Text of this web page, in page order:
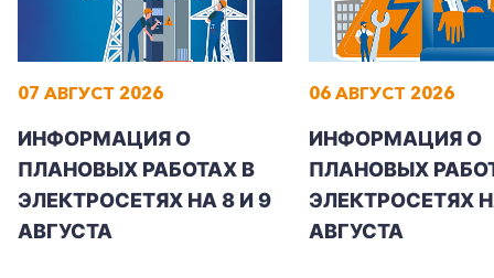
+7-800-700-24-57
Частным клиентам
07 АВГУСТ 2026
ИНФОРМАЦИЯ О
ПЛАНОВЫХ РАБОТАХ В
ЭЛЕКТРОСЕТЯХ НА 8 И 9
АВГУСТА
06 АВГУСТ 2026
ИНФОРМАЦИЯ О
ПЛАНОВЫХ
ЭЛЕКТРОСЕТЯХ
АВГУСТА